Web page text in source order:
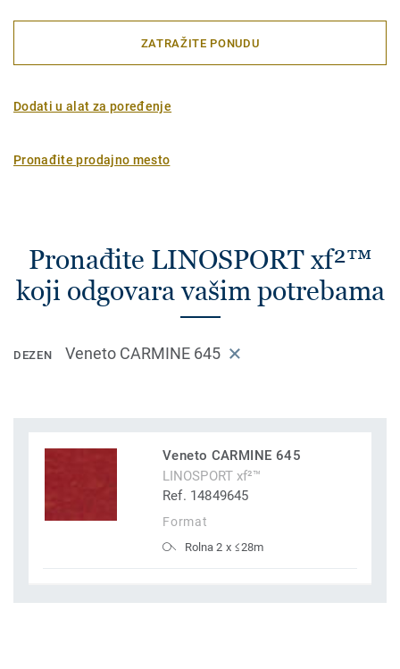
ZATRAŽITE PONUDU
Dodati u alat za poređenje
Pronađite prodajno mesto
Pronađite LINOSPORT xf²™
koji odgovara vašim potrebama
DEZEN Veneto CARMINE 645
Veneto CARMINE 645
LINOSPORT xf²™
Ref. 14849645
Format
Rolna 2 x ≤28m